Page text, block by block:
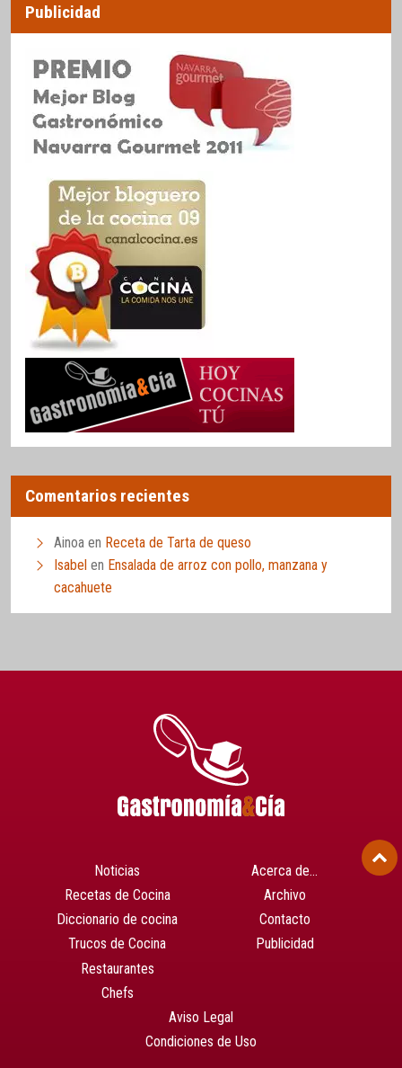
Publicidad
Comentarios recientes
Ainoa en Receta de Tarta de queso
Isabel en Ensalada de arroz con pollo, manzana y
cacahuete
Noticias
Recetas de Cocina
Diccionario de cocina
Trucos de Cocina
Restaurantes
Chefs
Acerca de…
Archivo
Contacto
Publicidad
Aviso Legal
Condiciones de Uso